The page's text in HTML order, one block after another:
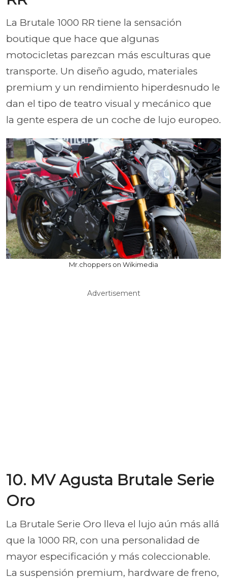
La Brutale 1000 RR tiene la sensación
boutique que hace que algunas
motocicletas parezcan más esculturas que
transporte. Un diseño agudo, materiales
premium y un rendimiento hiperdesnudo le
dan el tipo de teatro visual y mecánico que
la gente espera de un coche de lujo europeo.
Mr.choppers on Wikimedia
Advertisement
10. MV Agusta Brutale Serie
Oro
La Brutale Serie Oro lleva el lujo aún más allá
que la 1000 RR, con una personalidad de
mayor especificación y más coleccionable.
La suspensión premium, hardware de freno,